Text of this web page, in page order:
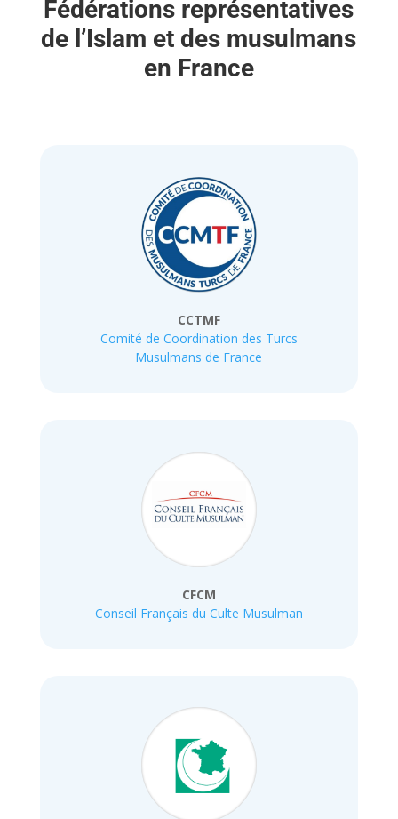
Fédérations représentatives
de l’Islam et des musulmans
en France
CCTMF
Comité de Coordination des Turcs
Musulmans de France
CFCM
Conseil Français du Culte Musulman